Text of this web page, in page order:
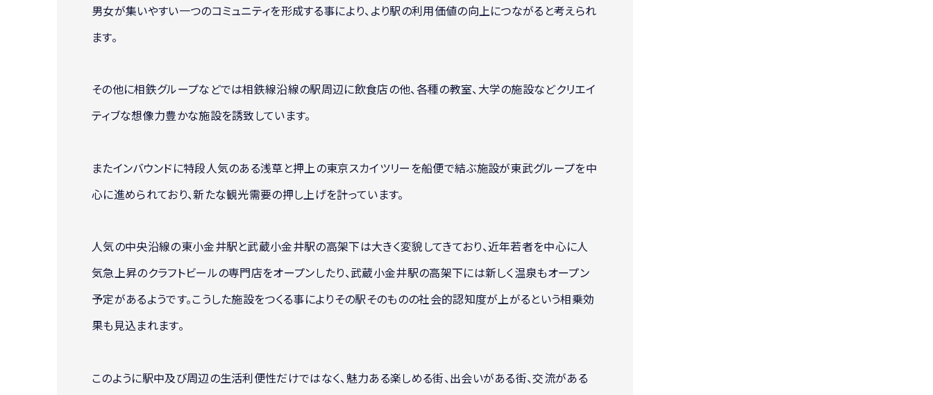
男女が集いやすい一つのコミュニティを形成する事により、より駅の利用価値の向上につながると考えられ
ます。
その他に相鉄グループなどでは相鉄線沿線の駅周辺に飲食店の他、各種の教室、大学の施設などクリエイ
ティブな想像力豊かな施設を誘致しています。
またインバウンドに特段人気のある浅草と押上の東京スカイツリーを船便で結ぶ施設が東武グループを中
心に進められており、新たな観光需要の押し上げを計っています。
人気の中央沿線の東小金井駅と武蔵小金井駅の高架下は大きく変貌してきており、近年若者を中心に人
気急上昇のクラフトビールの専門店をオープンしたり、武蔵小金井駅の高架下には新しく温泉もオープン
予定があるようです。こうした施設をつくる事によりその駅そのものの社会的認知度が上がるという相乗効
果も見込まれます。
このように駅中及び周辺の生活利便性だけではなく、魅力ある楽しめる街、出会いがある街、交流がある